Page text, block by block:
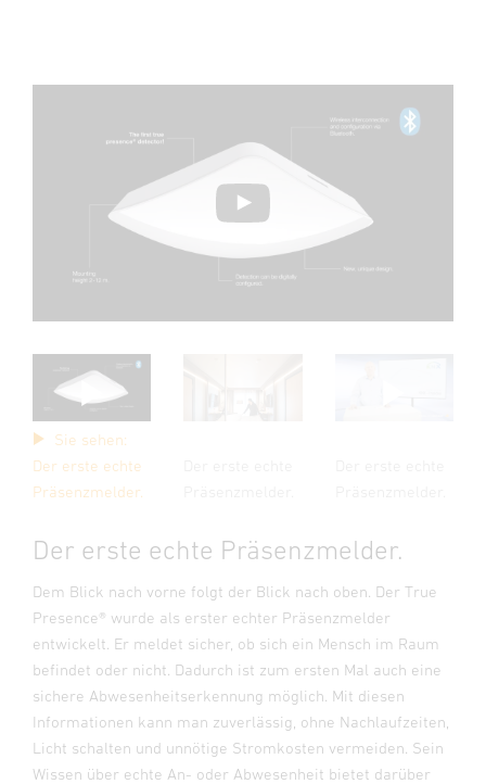
Sie sehen:
Der erste echte
Präsenzmelder.
Der erste echte Präsenzmelder.
Dem Blick nach vorne folgt der Blick nach oben. Der True
Presence® wurde als erster echter Präsenzmelder
entwickelt. Er meldet sicher, ob sich ein Mensch im Raum
befindet oder nicht. Dadurch ist zum ersten Mal auch eine
sichere Abwesenheitserkennung möglich. Mit diesen
Informationen kann man zuverlässig, ohne Nachlaufzeiten,
Licht schalten und unnötige Stromkosten vermeiden. Sein
Wissen über echte An- oder Abwesenheit bietet darüber